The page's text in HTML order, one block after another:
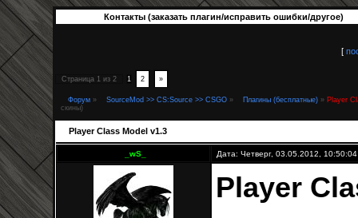
Контакты (заказать плагин/исправить ошибки/другое)
[
Страница 1 из 2 1 2 »
Форум » SourceMod >> CS:Source >> CSGO » Плагины (бесплатные) » Player
скины)
Player Class Model v1.3
_wS_ Дата: Четверг, 03.05.2012,
Player